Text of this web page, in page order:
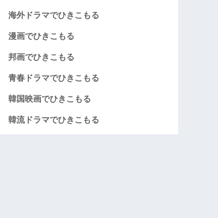
海外ドラマでひきこもる
漫画でひきこもる
邦画でひきこもる
青春ドラマでひきこもる
韓国映画でひきこもる
韓流ドラマでひきこもる